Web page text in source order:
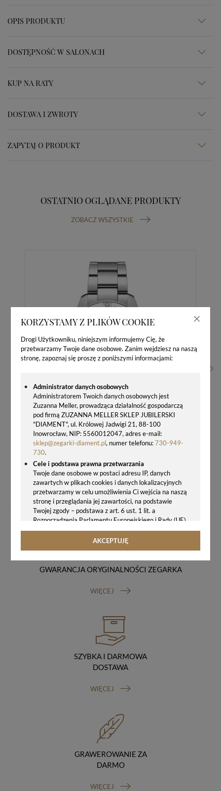
KORZYSTAMY Z PLIKÓW COOKIE
Drogi Użytkowniku, niniejszym informujemy Cię, że
przetwarzamy Twoje dane osobowe. Zanim wejdziesz na naszą
stronę, zapoznaj się proszę z poniższymi informacjami:
Administrator danych osobowych
Administratorem Twoich danych osobowych jest
Zuzanna Meller, prowadząca działalność gospodarczą
pod firmą ZUZANNA MELLER SKLEP JUBILERSKI
"DIAMENT", ul. Królowej Jadwigi 21, 88-100
Inowrocław, NIP: 5560012047, adres e-mail:
sklep@zegarki-diament.pl, numer telefonu:730-949-
730.
Cele i podstawa prawna przetwarzania
Twoje dane osobowe w postaci adresu IP, danych
zawartych w plikach cookies i danych lokalizacyjnych
przetwarzamy w celu umożliwienia Ci wejścia na naszą
stronę i przeglądania jej zawartości, na podstawie
Twojej zgody – podstawa z art. 6 ust. 1 lit. a
Rozporządzenia Parlamentu Europejskiego i Rady (UE)
2016/679 z 27.04.2016 r. w sprawie ochrony osób
fizycznych w związku z przetwarzaniem danych
rozporządzenie o ochronie danych, tj. RODO).
Twoje dane osobowe możemy udostępniać
hostingodawcy. Takie podmioty przetwarzają dane na
poleceniami. Przekazujemy Twoje dane poza teren
Polski/UE/Europejskiego Obszaru Gospodarczego.
Okres przechowywania danych
Twoje dane przechowujemy do czasu posiadania
udzielonej przez Ciebie zgody.
otrzymania ich kopii, prawo do sprostowania
(poprawiania) swoich danych, prawo do usunięcia
abyśmy przetwarzali Twoje dane, możesz zażądać,
abyśmy je usunęli), prawo do ograniczenia
przetwarzania danych (możesz zażądać, abyśmy
ograniczyli przetwarzanie Twoich danych osobowych
wyłącznie do ich przechowywania lub wykonywania
mamy nieprawidłowe dane na Twój temat lub
sprzeciwu wobec przetwarzania danych, prawo do
AKCEPTUJĘ
OPIS PRODUKTU
DOSTĘPNOŚĆ W SALONACH
KUP NA RATY
DOSTAWA I ZWROTY
ZAPYTAJ O PRODUKT
OSTATNIO OGLĄDANE PRODUKTY
ZOBACZ WSZYSTKIE
3303,00 zł
GWARANCJA ORYGINALNOŚCI ZEGARKA
WIĘCEJ
SZYBKA I DARMOWA
DOSTAWA
WIĘCEJ
GRAWEROWANIE ZA
DARMO
WIĘCEJ